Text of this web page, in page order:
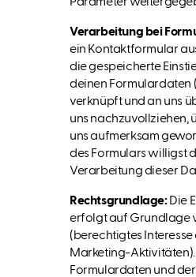
Verarbeitung bei
ein Kontaktformular
die gespeicherte
deinen Formulardaten
verknüpft und an uns
uns nachzuvollziehen,
uns aufmerksam
des Formulars willigst
Verarbeitung dieser
Rechtsgrundlage:Die
erfolgt auf Grundlage
(berechtigtes
Marketing-
Formulardaten und